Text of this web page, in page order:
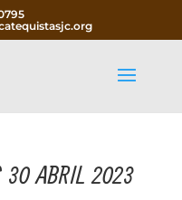
30 ABRIL 2023